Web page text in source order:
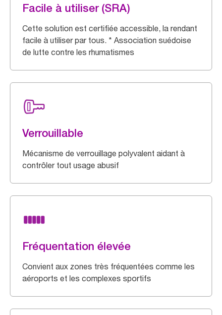
Facile à utiliser (SRA)
Cette solution est certifiée accessible, la rendant
facile à utiliser par tous. * Association suédoise
de lutte contre les rhumatismes
Verrouillable
Mécanisme de verrouillage polyvalent aidant à
contrôler tout usage abusif
Fréquentation élevée
Convient aux zones très fréquentées comme les
aéroports et les complexes sportifs